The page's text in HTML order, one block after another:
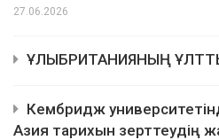
27.06.2026
ҰЛЫБРИТАНИЯНЫҢ
Кембридж
Азия тарихын зерттеудің